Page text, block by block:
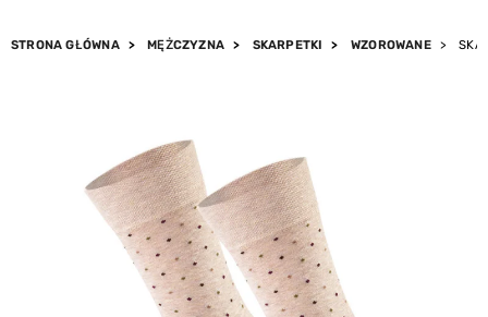
STRONA GŁÓWNA MĘŻCZYZNA SKARPETKI WZOROWANE